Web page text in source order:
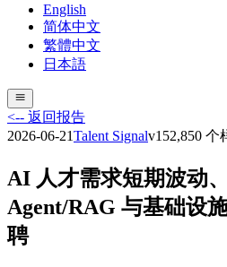
English
简体中文
繁體中文
日本語
<-- 返回报告
2026-06-21Talent Signalv152,850 个
AI 人才需求短期波动
Agent/RAG 与基础设
聘